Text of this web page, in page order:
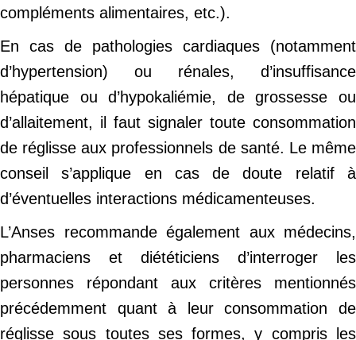
compléments alimentaires, etc.).
En cas de pathologies cardiaques (notamment
d’hypertension) ou rénales, d’insuffisance
hépatique ou d’hypokaliémie, de grossesse ou
d’allaitement, il faut signaler toute consommation
de réglisse aux professionnels de santé. Le même
conseil s’applique en cas de doute relatif à
d’éventuelles interactions médicamenteuses.
L’Anses recommande également aux médecins,
pharmaciens et diététiciens d’interroger les
personnes répondant aux critères mentionnés
précédemment quant à leur consommation de
réglisse sous toutes ses formes, y compris les